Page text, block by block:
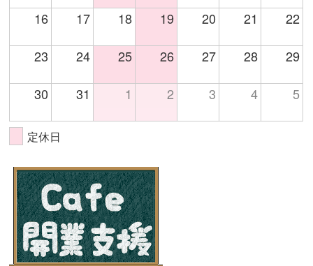
16 17 18 19 20 21 22
23 24 25 26 27 28 29
30 31 1 2 3 4 5
定休日